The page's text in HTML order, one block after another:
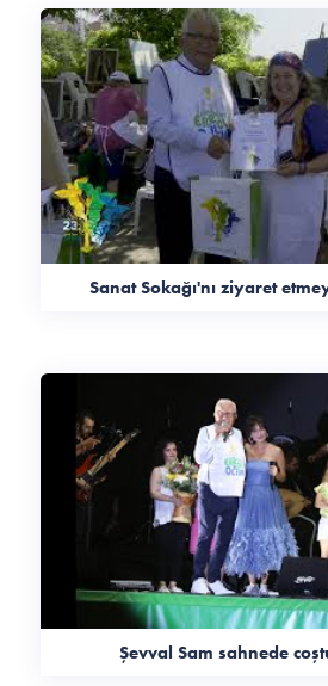
Sanat Sokağı'nı ziyaret
Şevval Sam sahnede